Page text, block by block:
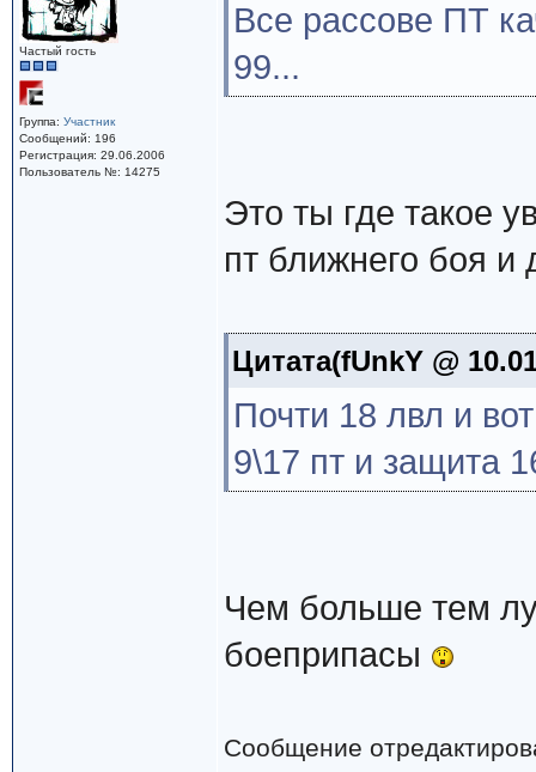
Частый гость
Группа: Участник
Сообщений: 196
Регистрация: 29.06.2006
Пользователь №: 14275
Все рассове ПТ
99...
Это ты где такое
пт ближнего боя
Цитата(fUnkY @
Почти 18 лвл и
9\17 пт и защита
Чем больше тем
боеприпасы
Сообщение